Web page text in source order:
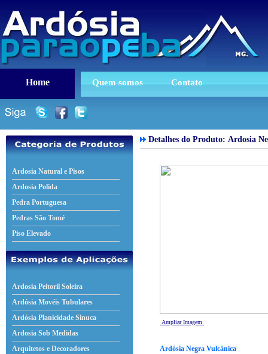
Home Quem somos Contato
Ardosia Natural e Pisos
Ardosia Polida
Pedra Portuguesa
Pedras São Tomé
Piso Elevado
Ardosia Peitoril Soleira
Ardósia Movéis Tubulares
Ardósia Planicidade Sinuca
Ardosia Sob Medidas
Arquitetos e Decoradores
Detalhes do Produto: Ardosia
Ampliar Imagem
Ardósia Negra Vulcânica